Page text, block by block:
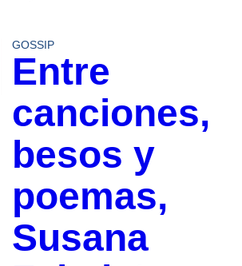
GOSSIP
Entre
canciones,
besos y
poemas,
Susana